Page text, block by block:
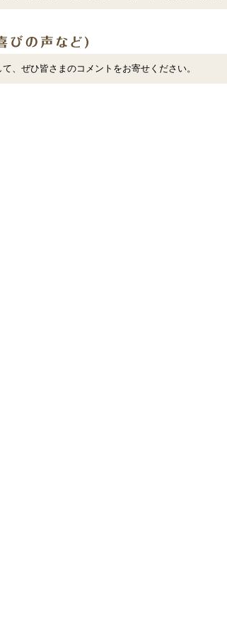
て、ぜひ皆さまのコメントをお寄せください。